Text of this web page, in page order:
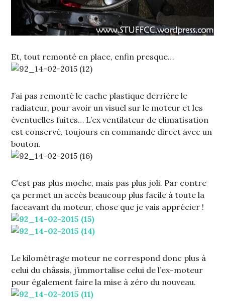
Et, tout remonté en place, enfin presque…
J’ai pas remonté le cache plastique derrière le
radiateur, pour avoir un visuel sur le moteur et les
éventuelles fuites… L’ex ventilateur de climatisation
est conservé, toujours en commande direct avec un
bouton.
C’est pas plus moche, mais pas plus joli. Par contre
ça permet un accès beaucoup plus facile à toute la
faceavant du moteur, chose que je vais apprécier !
Le kilométrage moteur ne correspond donc plus à
celui du châssis, j’immortalise celui de l’ex-moteur
pour également faire la mise à zéro du nouveau.